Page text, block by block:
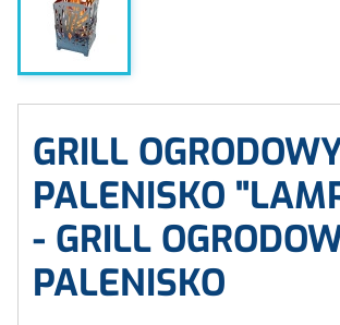
GRILL
PALENISKO
- GRILL
PALENISKO